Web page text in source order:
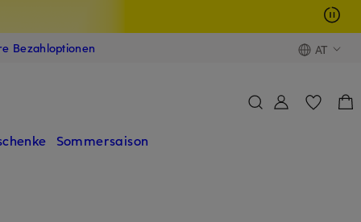
Bezahloptionen AT
Sommersaison